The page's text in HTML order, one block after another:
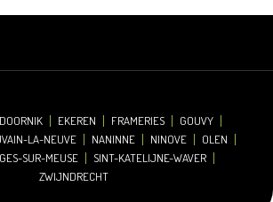
DOORNIK EKEREN FRAMERIES
GOUVY
LA-NEUVE NANINNE NINOVE
OLEN
SUR-MEUSE
SINT-KATELIJNE-WAVER
ZWIJNDRECHT